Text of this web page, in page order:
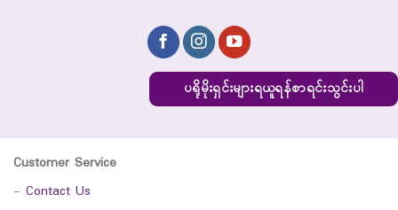
ပရိုမိုးရှင်းများရယူရန်စာရင်းသွင်းပါ
Customer Service
- Contact Us